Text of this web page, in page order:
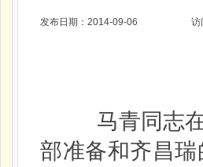
发布日期：2014-09-06 访
马青同志在调
部准备和齐昌